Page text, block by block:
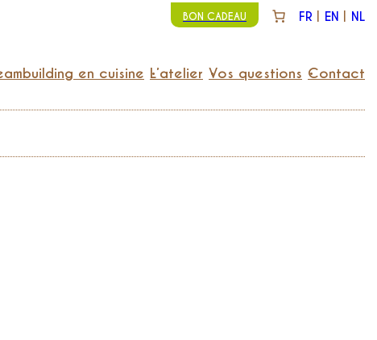
BON CADEAU FR EN NL
en cuisine L’atelier Vos questions Contact